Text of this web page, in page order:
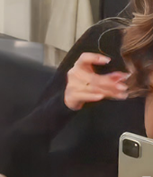
elasztikus
Klasszikus